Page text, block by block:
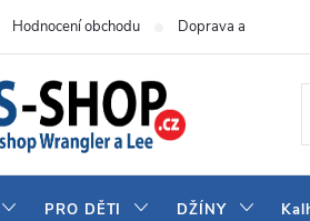
Hodnocení obchodu Doprava a platba
PRO DĚTI DŽÍNY